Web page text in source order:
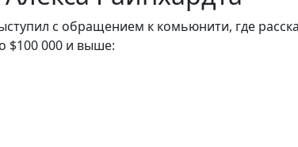
с обращением к комьюнити, где
$100 000 и выше: